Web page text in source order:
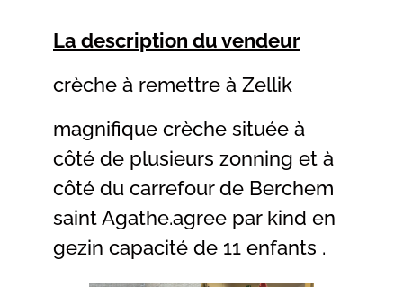
La description du vendeur
crèche à remettre à Zellik
magnifique crèche située à
côté de plusieurs zonning et à
côté du carrefour de Berchem
saint Agathe.agree par kind en
gezin capacité de 11 enfants .